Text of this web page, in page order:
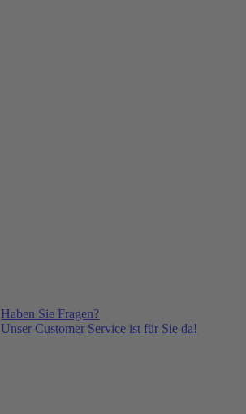
Haben Sie Fragen?
Unser Customer Service ist für Sie da!